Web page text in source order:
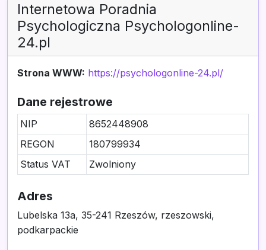
Internetowa Poradnia
Psychologiczna Psychologonline-
24.pl
Strona WWW: https://psychologonline-24.pl/
Dane rejestrowe
NIP
8652448908
REGON
180799934
Status VAT
Zwolniony
Adres
Lubelska 13a, 35-241 Rzeszów, rzeszowski,
podkarpackie